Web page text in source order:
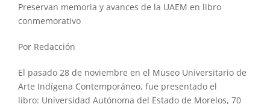
Preservan memoria y avances de la UAEM en libro
conmemorativo
Por Redacción
El pasado 28 de noviembre en el Museo Universitario de
Arte Indígena Contemporáneo, fue presentado el
libro: Universidad Autónoma del Estado de Morelos, 70